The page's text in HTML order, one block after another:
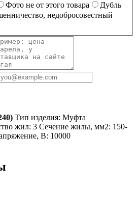
Фото не от этого товара
Дубль
недобросовестный
Тип изделия: Муфта
жил: 3 Сечение жилы, мм2: 150-
В: 10000